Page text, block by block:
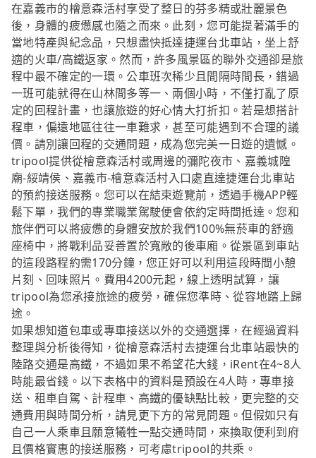
在嘉義市的檜意森活村享受了整日的芬多精或壯麗景色
後，身體的疲憊感也隨之而來。此刻，您可能提著滿手的
當地特產與紀念品，只想盡快抵達捷運台北車站，坐上舒
適的火車/高鐵返家。然而，許多風景區的聯外交通卻是旅
程中最不確定的一環。公車班次稀少且間隔時間長，錯過
一班可能就得在山林間多等一、兩個小時，不僅打亂了原
定的回程計畫，也讓旅遊的好心情大打折扣。若是想搭計
程車，偏遠地區往往一車難求，甚至可能遇到不合理的議
價。請別讓回程的交通問題，成為您完美一日遊的遺憾。
tripool提供從檜意森活村或周邊的彌陀夜市、嘉義城隍
廟-綏靖侯、嘉義市-檜意森活村入口處直達捷運台北車站
的預約接送服務。您可以在結束遊覽前，透過手機APP輕
鬆下單，我們的專業職業駕駛便會依約定時間抵達。您和
旅伴們可以將疲憊的身體安放於我們100%無菸車的舒適
座椅中，將戰利品妥善置於寬敞的後車廂。從景區到車站
的這段路程約需170分鐘，您正好可以利用這段時間小憩
片刻、回味照片。費用4200元起，線上透明試算，讓
tripool為您承接旅途的疲勞，確保您準時、從容地踏上歸
途。
如果想知道包車或專車接送以外的交通選擇，在經過資料
整理與分析後得知，從檜意森活村去捷運台北車站最快的
陸路交通是高鐵，不過如果不希望花大錢，iRent在4~8人
時能最省錢。以下表格中的資料是預設在4人時，專車接
送、租車自駕、計程車、高鐵的優缺點比較，更完整的交
通費用與時間分析，請見更下方的常見問題。但假如只有
自己一人乘車且願意犧牲一點交通時間，來換取便利到府
且價格實惠的接送服務，可考慮tripool的共乘。